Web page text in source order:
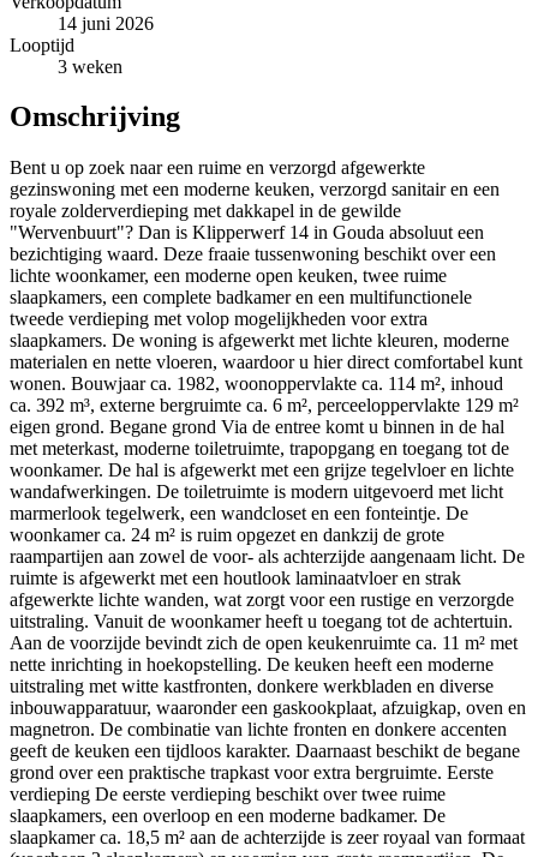
14 juni 2026
Looptijd
3 weken
Omschrijving
Bent u op zoek naar een ruime en verzorgd afgewerkte
gezinswoning met een moderne keuken, verzorgd sanitair en een
royale zolderverdieping met dakkapel in de gewilde
"Wervenbuurt"? Dan is Klipperwerf 14 in Gouda absoluut een
bezichtiging waard. Deze fraaie tussenwoning beschikt over een
lichte woonkamer, een moderne open keuken, twee ruime
slaapkamers, een complete badkamer en een multifunctionele
tweede verdieping met volop mogelijkheden voor extra
slaapkamers. De woning is afgewerkt met lichte kleuren, moderne
materialen en nette vloeren, waardoor u hier direct comfortabel kunt
wonen. Bouwjaar ca. 1982, woonoppervlakte ca. 114 m², inhoud
ca. 392 m³, externe bergruimte ca. 6 m², perceeloppervlakte 129 m²
eigen grond. Begane grond Via de entree komt u binnen in de hal
met meterkast, moderne toiletruimte, trapopgang en toegang tot de
woonkamer. De hal is afgewerkt met een grijze tegelvloer en lichte
wandafwerkingen. De toiletruimte is modern uitgevoerd met licht
marmerlook tegelwerk, een wandcloset en een fonteintje. De
woonkamer ca. 24 m² is ruim opgezet en dankzij de grote
raampartijen aan zowel de voor- als achterzijde aangenaam licht. De
ruimte is afgewerkt met een houtlook laminaatvloer en strak
afgewerkte lichte wanden, wat zorgt voor een rustige en verzorgde
uitstraling. Vanuit de woonkamer heeft u toegang tot de achtertuin.
Aan de voorzijde bevindt zich de open keukenruimte ca. 11 m² met
nette inrichting in hoekopstelling. De keuken heeft een moderne
uitstraling met witte kastfronten, donkere werkbladen en diverse
inbouwapparatuur, waaronder een gaskookplaat, afzuigkap, oven en
magnetron. De combinatie van lichte fronten en donkere accenten
geeft de keuken een tijdloos karakter. Daarnaast beschikt de begane
grond over een praktische trapkast voor extra bergruimte. Eerste
verdieping De eerste verdieping beschikt over twee ruime
slaapkamers, een overloop en een moderne badkamer. De
slaapkamer ca. 18,5 m² aan de achterzijde is zeer royaal van formaat